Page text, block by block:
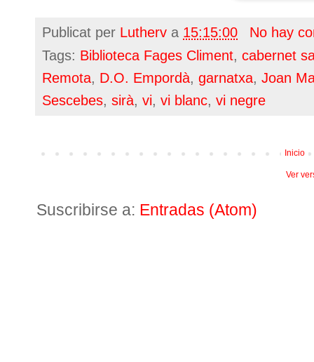
Publicat per Lutherv a 15:15:00
No hay
Tags: Biblioteca Fages Climent, cabernet
Remota, D.O. Empordà, garnatxa, Joan
Sescebes, sirà, vi, vi blanc, vi negre
Inicio
Ver
Suscribirse a: Entradas (Atom)